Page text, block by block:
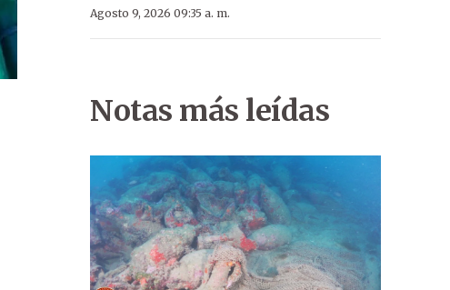
Agosto 9, 2026 09:35 a. m.
Notas más leídas